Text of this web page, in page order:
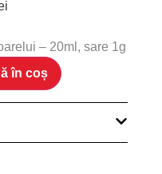
– 20ml, sare 1g
în coș